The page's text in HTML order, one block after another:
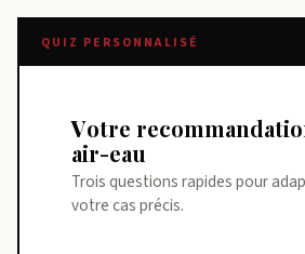
QUIZ PERSONNALISÉ
Votre recommandation sur pac
air-eau
Trois questions rapides pour
votre cas précis.